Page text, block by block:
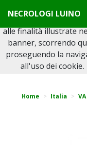
NECROLOGI LUINO
Home Italia VA
Questo sito o gli
avvalgono di cookie
alle finalità illustrate
banner, scorrendo
proseguendo la
all'uso dei cookie.